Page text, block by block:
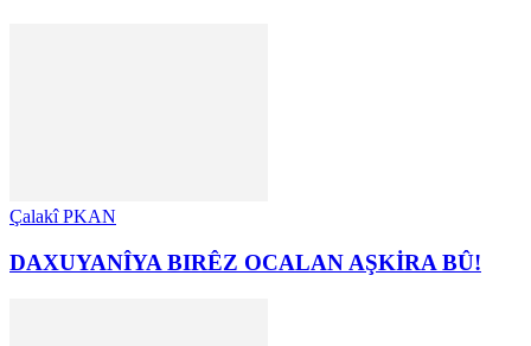
Çalakî PKAN
DAXUYANÎYA BIRÊZ OCALAN AŞKİRA BÛ!